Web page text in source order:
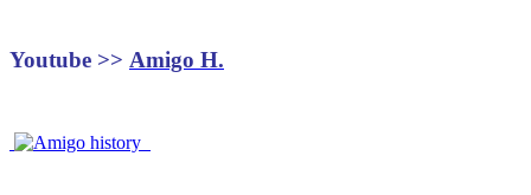
Youtube >> Amigo H.